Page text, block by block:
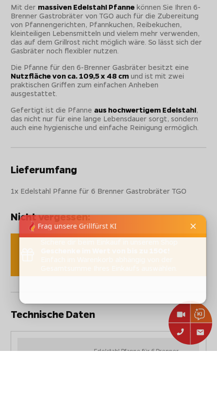
Mit der massiven Edelstahl Pfanne können Sie Ihren 6-
Brenner Gastrobräter von TGO auch für die Zubereitung
von Pfannengerichten, Pfannkuchen, Reibekuchen,
kleinteiligen Lebensmitteln und vielem mehr verwenden,
das auf dem Grillrost nicht möglich wäre. So lässt sich der
Gasbräter noch flexibler nutzen.
Die Pfanne für den 6-Brenner Gasbräter besitzt eine
Nutzfläche von ca. 109,5 x 48 cm und ist mit zwei
praktischen Griffen zum einfachen Anheben
ausgestattet.
Gefertigt ist die Pfanne aus hochwertigem Edelstahl,
das nicht nur für eine lange Lebensdauer sorgt, sondern
auch eine hygienische und einfache Reinigung ermöglich.
Lieferumfang
1x Edelstahl Pfanne für 6 Brenner Gastrobräter TGO
Nicht vergessen:
Technische Daten
Edelstahl Pfanne für 6 Brenner